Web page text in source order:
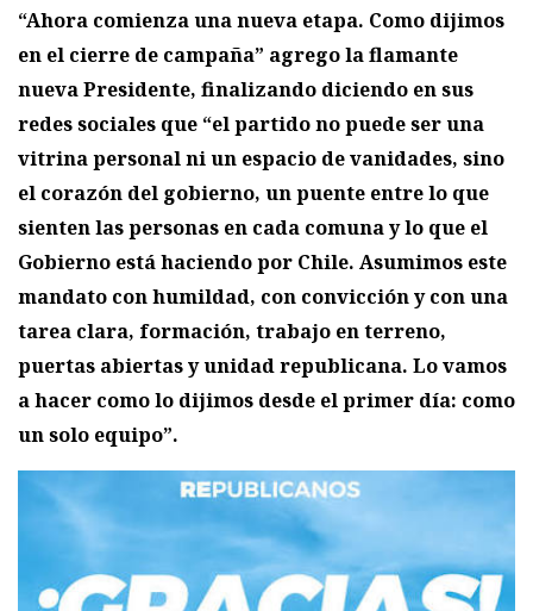
“Ahora comienza una nueva etapa. Como dijimos
en el cierre de campaña” agrego la flamante
nueva Presidente, finalizando diciendo en sus
redes sociales que “el partido no puede ser una
vitrina personal ni un espacio de vanidades, sino
el corazón del gobierno, un puente entre lo que
sienten las personas en cada comuna y lo que el
Gobierno está haciendo por Chile. Asumimos este
mandato con humildad, con convicción y con una
tarea clara, formación, trabajo en terreno,
puertas abiertas y unidad republicana. Lo vamos
a hacer como lo dijimos desde el primer día: como
un solo equipo”.